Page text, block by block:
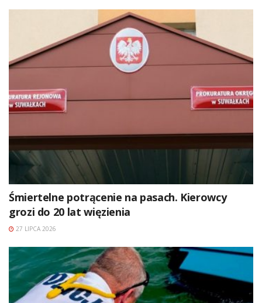
Śmiertelne potrącenie na pasach. Kierowcy
grozi do 20 lat więzienia
27 LIPCA 2026